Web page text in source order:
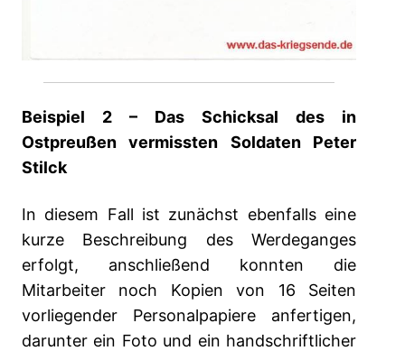
Beispiel 2 – Das Schicksal des in
Ostpreußen vermissten Soldaten Peter
Stilck
In diesem Fall ist zunächst ebenfalls eine
kurze Beschreibung des Werdeganges
erfolgt, anschließend konnten die
Mitarbeiter noch Kopien von 16 Seiten
vorliegender Personalpapiere anfertigen,
darunter ein Foto und ein handschriftlicher